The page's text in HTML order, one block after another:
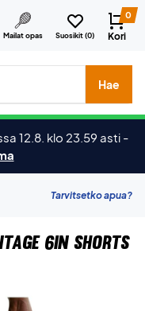
Mailat opas Suosikit (0)
0
Kori
Hae
12.8. klo 23.59 asti -
Tarvitsetko apua?
6In Shorts